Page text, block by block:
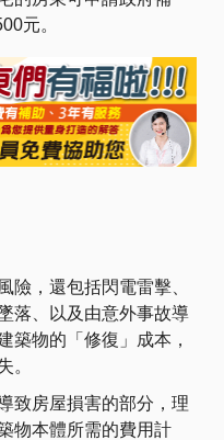
元​​。
險，還包括閃電雷擊、
落、以及由意外事故導
築物的「修復」成本，
。
致房屋損害的部分，理
物本體所需的費用計